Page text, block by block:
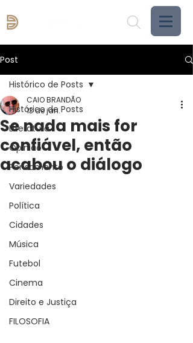
Post
Histórico de Posts
Literatura
Opinião
Pensamento
Variedades
Política
Cidades
Música
Futebol
Cinema
Direito e Justiça
FILOSOFIA
Histórico de Posts
Se nada mais for
confiável, então
acabou o diálogo
CAIO BRANDÃO
13 de jan.